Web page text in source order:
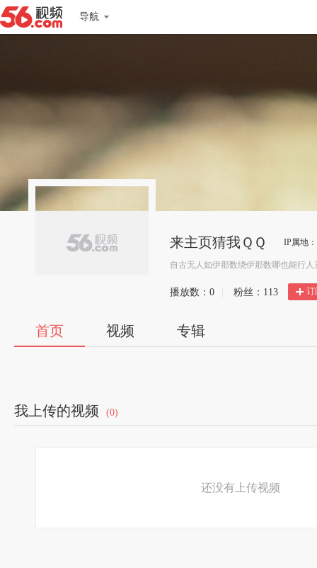
导航
来主页猜我ＱＱ IP属地
自古无人如伊那数绕伊那数哪也能行人
播放数： 0 粉丝： 113 订
首页 视频 专辑
我上传的视频 (0)
还没有上传视频